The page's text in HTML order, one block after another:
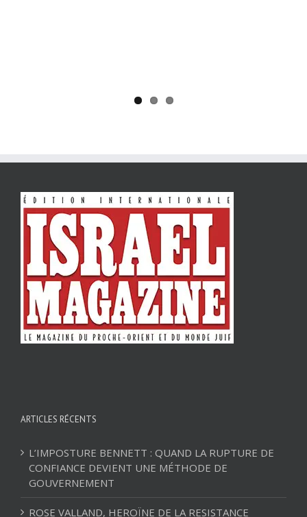
ARTICLES RÉCENTS
L’IMPOSTURE BENNETT : QUAND LA RUPTURE DE
CONFIANCE DEVIENT UNE MÉTHODE DE
GOUVERNEMENT
ROSE VALLAND, HEROÏNE DE LA RESISTANCE